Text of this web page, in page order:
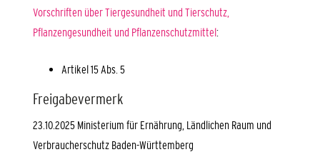
Vorschriften über Tiergesundheit und Tierschutz,
Pflanzengesundheit und Pflanzenschutzmittel:
Artikel 15 Abs. 5
Freigabevermerk
23.10.2025 Ministerium für Ernährung, Ländlichen Raum und
Verbraucherschutz Baden-Württemberg